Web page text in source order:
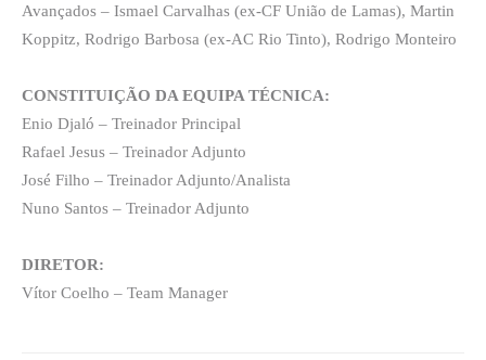
Avançados – Ismael Carvalhas (ex-CF União de Lamas), Martin
Koppitz, Rodrigo Barbosa (ex-AC Rio Tinto), Rodrigo Monteiro
CONSTITUIÇÃO DA EQUIPA TÉCNICA:
Enio Djaló – Treinador Principal
Rafael Jesus – Treinador Adjunto
José Filho – Treinador Adjunto/Analista
Nuno Santos – Treinador Adjunto
DIRETOR:
Vítor Coelho – Team Manager